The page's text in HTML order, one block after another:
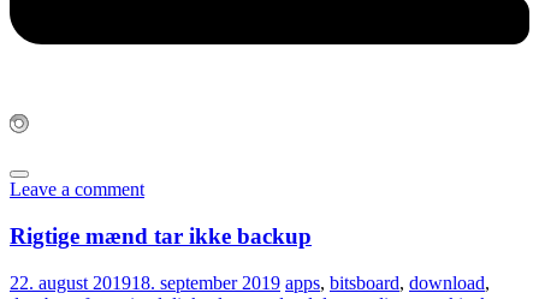
Leave a comment
Rigtige mænd tar ikke backup
22. august 201918. september 2019 apps, bitsboard, download,